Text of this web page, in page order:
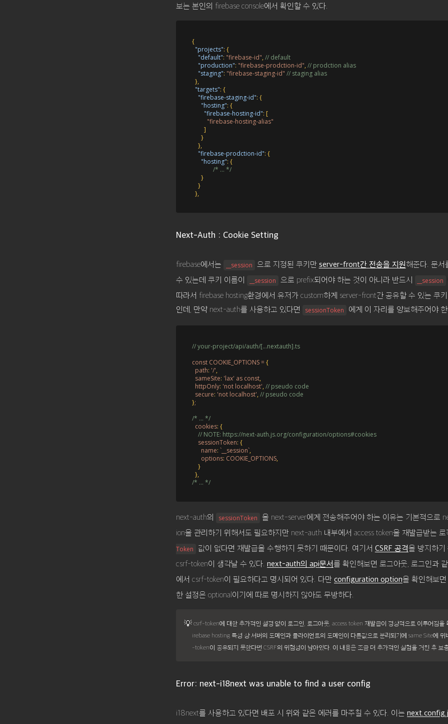
보는 본인의 firebase console에서 확인할 수 있다.
{
"projects": {
"default": "firebase-id", // default
"production": "firebase-prodction-id", // prodction alias
"staging": "firebase-staging-id" // staging alias
},
"targets": {
"firebase-staging-id": {
"hosting": {
"firebase-hosting-id": [
"firebase-hosting-alias"
]
}
},
"firebase-prodction-id": {
"hosting": {
/* ... */
}
}
},
Next-Auth : Cookie Setting
firebase에서는 __session 으로 지정된 쿠키만 server-front간 전송을 지원해준다. 문서
수 있는데 쿠키 이름이
__session 으로 prefix되어야 하는 것이 아니라 반드시 __session
따라서 firebase hosting환경에서 유저가 custom하게 server-front간 공유할 수 있는 쿠
인데, 만약 next-auth를 사용하고 있다면
sessionToken 에게 이 자리를 양보해주어야
// your-project/api/auth/[...nextauth].ts
const COOKIE_OPTIONS = {
  path
: '/',
  sameSite
: 'lax' as const,
  httpOnly
: 'not localhost', // pseudo code
  secure
: 'not localhost', // pseudo code
};
/* ... */
  cookies
: {
// NOTE: https://next-auth.js.org/configuration/options#cookies
    sessionToken
: {
      name
: `__session`,
      options
: COOKIE_OPTIONS,
}
},
/* ... */
next-auth의 sessionToken 을 next-server에게 전송해주어야 하는 이유는 기본적으로
ion을 관리하기 위해서도 필요하지만 next-auth 내부에서 access token을 재발급받는 로
Token
값이 없다면 재발급을 수행하지 못하기 때문이다. 여기서 CSRF 공격을 방지하기
csrf-token이 생각날 수 있다. next-auth의 api문서를 확인해보면 로그아웃, 로그인과
에서 csrf-token이 필요하다고 명시되어 있다. 다만 configuration option을 확인해보면
한 설정은 optional이기에 따로 명시하지 않아도 무방하다.
💡
irebase hosting 특성 상 서버의 도메인과 클라이언트의 도메인이 다른값으로 분리되기에 same Site에 위
-token이 공유되지 못한다면 CSRF의 위험성이 남아있다. 이 내용은 조금 더 추가적인 실험을 거친 후 보
Error: next-i18next was unable to find a user config
i18next를 사용하고 있다면 배포 시 위와 같은 에러를 마주칠 수 있다. 이는